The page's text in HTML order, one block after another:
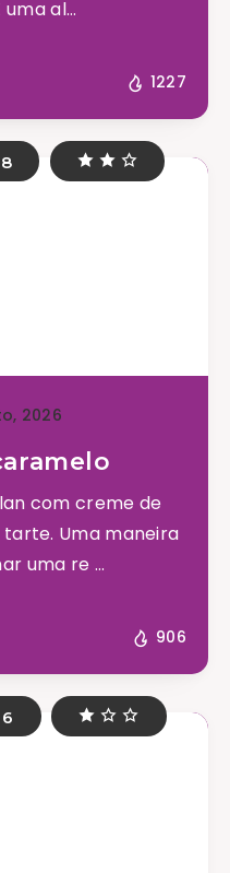
al...
1227
8
2026
com creme de
Uma maneira
uma re ...
906
6